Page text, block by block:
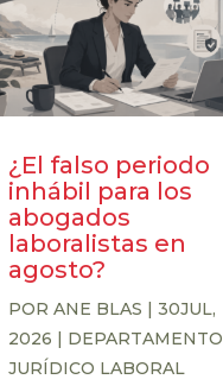
¿El falso periodo
inhábil para los
abogados
laboralistas en
agosto?
PORANE BLAS |30JUL,
2026 | DEPARTAMENTO
JURÍDICO LABORAL